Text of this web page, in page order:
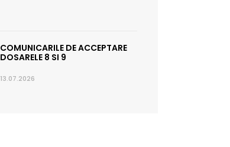
COMUNICARILE DE ACCEPTARE
DOSARELE 8 SI 9
13.07.2026